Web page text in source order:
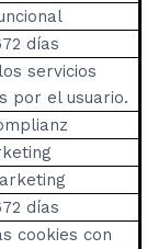
días
servicios
por el usuario.
días
cookies con